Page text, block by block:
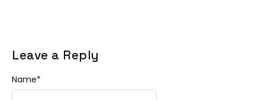
Leave a Reply
Name*